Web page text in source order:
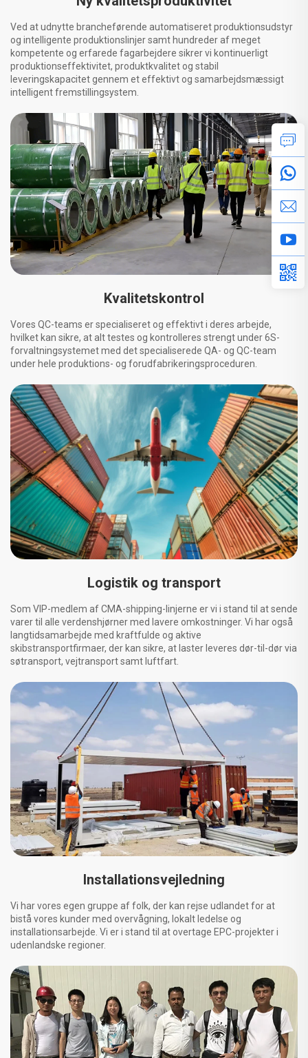
Ved at udnytte brancheførende automatiseret produktionsudstyr
og intelligente produktionslinjer samt hundreder af meget
kompetente og erfarede fagarbejdere sikrer vi kontinuerligt
produktionseffektivitet, produktkvalitet og stabil
leveringskapacitet gennem et effektivt og samarbejdsmæssigt
intelligent fremstillingsystem.
Kvalitetskontrol
Vores QC-teams er specialiseret og effektivt i deres arbejde,
hvilket kan sikre, at alt testes og kontrolleres strengt under 6S-
forvaltningsystemet med det specialiserede QA- og QC-team
under hele produktions- og forudfabrikeringsproceduren.
Logistik og transport
Som VIP-medlem af CMA-shipping-linjerne er vi i stand til at sende
varer til alle verdenshjørner med lavere omkostninger. Vi har også
langtidsamarbejde med kraftfulde og aktive
skibstransportfirmaer, der kan sikre, at laster leveres dør-til-dør via
søtransport, vejtransport samt luftfart.
Installationsvejledning
Vi har vores egen gruppe af folk, der kan rejse udlandet for at
bistå vores kunder med overvågning, lokalt ledelse og
installationsarbejde. Vi er i stand til at overtage EPC-projekter i
udenlandske regioner.